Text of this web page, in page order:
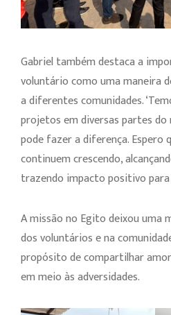
Gabriel também destaca a
voluntário como uma maneira
a diferentes comunidades.
projetos em diversas partes do
pode fazer a diferença. Espero
continuem crescendo,
trazendo impacto positivo para
A missão no Egito deixou uma
dos voluntários e na
propósito de compartilhar
em meio às adversidades.